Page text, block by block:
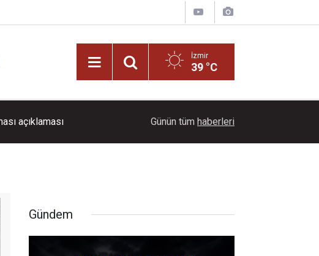
İzmir
39 °C
Gram altın 6.705 TL seviyesine yükseldi
Günün tüm haberleri
Gündem